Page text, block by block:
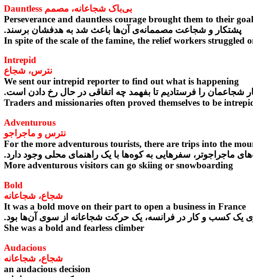
بی‌باک شجاعانه، مصمم Dauntless
Perseverance and dauntless courage brought them to their goal
پشتکار و شجاعت مصممانه‌ی آن‌ها باعث شد به هدفشان برسند.
Intrepid
نترس، شجاع
We sent our intrepid reporter to find out what is happening
شجاعمان را فرستادیم تا بفهمد چه اتفاقی در حال رخ دادن است.
Traders and missionaries often proved themselves to be
Adventurous
نترس و ماجراجو
For the more adventurous tourists, there are trips into the
ماجراجوتر، سفرهایی به کوه‌ها با یک راهنمای محلی وجود دارد.
More adventurous visitors can go skiing or snowboarding
Bold
شجاع، شجاعانه
It was a bold move on their part to open a business in France
یک کسب و کار در فرانسه، یک حرکت شجاعانه از سوی آن‌ها بود.
She was a bold and fearless climber
Audacious
شجاع، شجاعانه
an audacious decision